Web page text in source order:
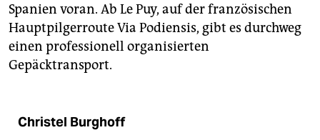
Spanien voran. Ab Le Puy, auf der französischen
Hauptpilgerroute Via Podiensis, gibt es durchweg
einen professionell organisierten
Gepäcktransport.
Christel Burghoff